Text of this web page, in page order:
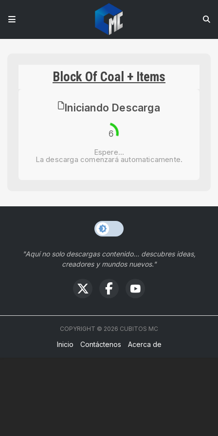
Block Of Coal + Items
Iniciando Descarga
6
Espere...
La descarga comenzará automaticamente.
"Aquí no solo descargas contenido… descubres ideas,
creadores y mundos nuevos."
COPYRIGHT © 2026 CUBITOS MC
Inicio Contáctenos Acerca de